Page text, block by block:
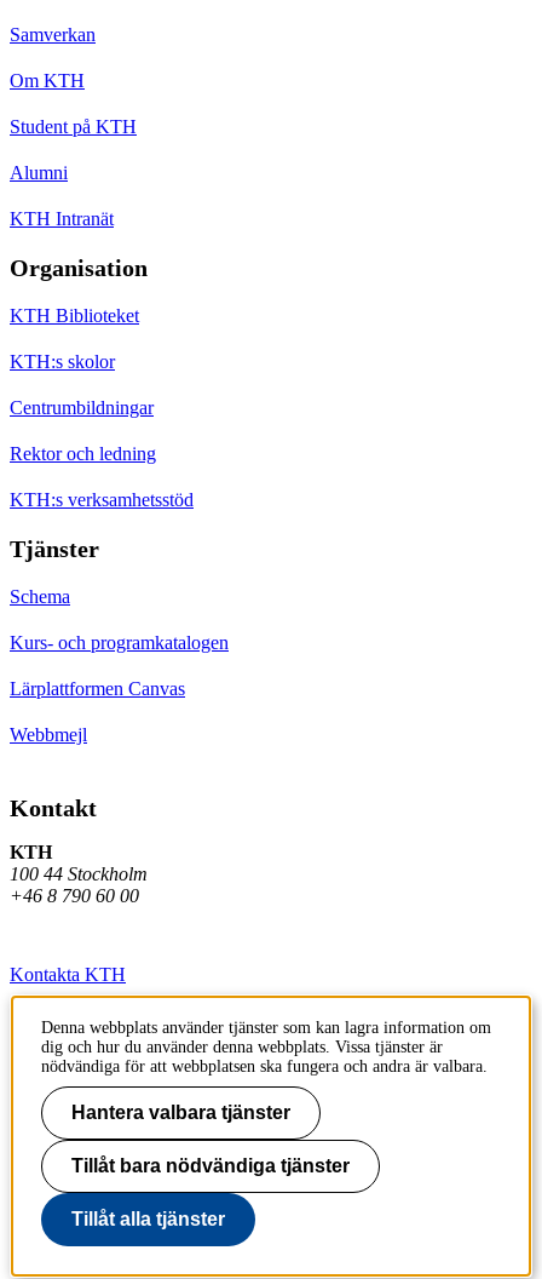
Samverkan
Om KTH
Student på KTH
Alumni
KTH Intranät
Organisation
KTH Biblioteket
KTH:s skolor
Centrumbildningar
Rektor och ledning
KTH:s verksamhetsstöd
Tjänster
Schema
Kurs- och programkatalogen
Lärplattformen Canvas
Webbmejl
Kontakt
KTH
100 44 Stockholm
+46 8 790 60 00
Kontakta KTH
Jobba på KTH
Press och media
Faktura och betalning KTH
Om KTH:s webbplatser
Tillgänglighetsredogörelse
Denna webbplats använder tjänster som kan lagra information om
dig och hur du använder denna webbplats. Vissa tjänster är
nödvändiga för att webbplatsen ska fungera och andra är valbara.
Hantera valbara tjänster
Tillåt bara nödvändiga tjänster
Tillåt alla tjänster